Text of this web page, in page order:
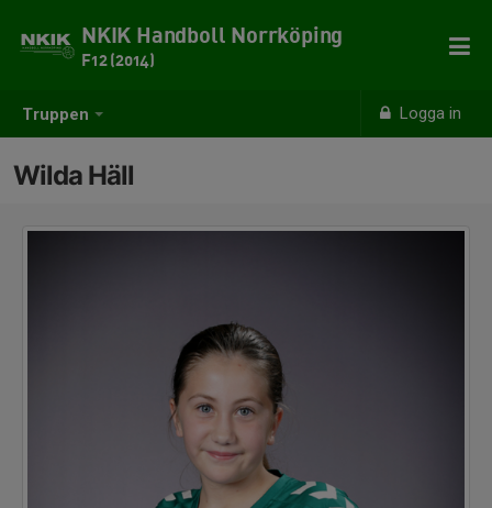
Truppen Logga in
NKIK Handboll Norrköping
F12 (2014)
Wilda Häll